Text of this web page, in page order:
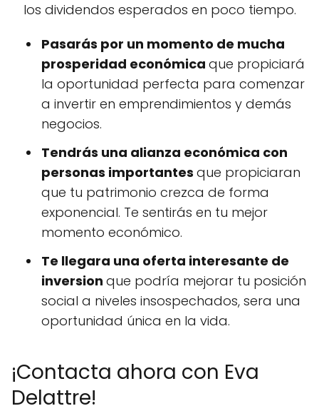
los dividendos esperados en poco tiempo.
Pasarás por un momento de mucha
prosperidad económica que propiciará
la oportunidad perfecta para comenzar
a invertir en emprendimientos y demás
negocios.
Tendrás una alianza económica con
personas importantes que propiciaran
que tu patrimonio crezca de forma
exponencial. Te sentirás en tu mejor
momento económico.
Te llegara una oferta interesante de
inversion que podría mejorar tu posición
social a niveles insospechados, sera una
oportunidad única en la vida.
¡Contacta ahora con Eva
Delattre!